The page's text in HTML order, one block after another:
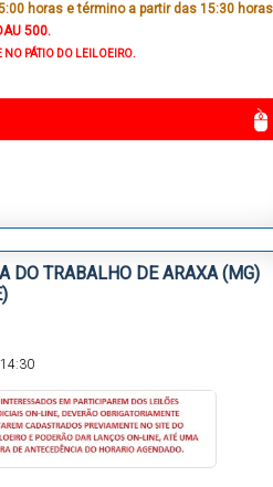
horas e término a partir das 15:30
500.
NO PÁTIO DO LEILOEIRO.
DO TRABALHO DE ARAXA (MG)
14:30